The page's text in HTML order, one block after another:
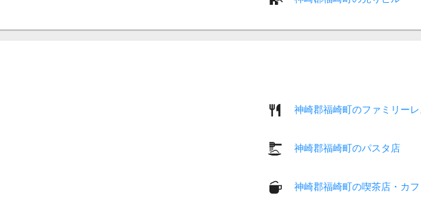
神崎郡福崎町のファミリー
神崎郡福崎町のパスタ店
神崎郡福崎町の喫茶店・カフ